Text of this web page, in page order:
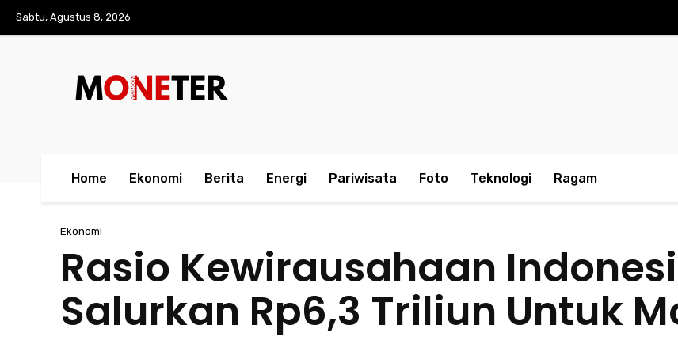
Sabtu, Agustus 8, 2026
Home Ekonomi Berita Energi Pariwisata Foto Teknologi Ragam
Ekonomi
Rasio Kewirausahaan
Salurkan Rp6,3 Triliun Untuk